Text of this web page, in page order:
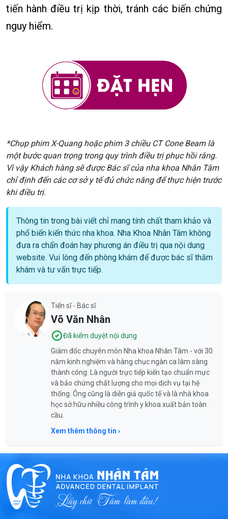
tiến hành điều trị kịp thời, tránh các biến chứng
nguy hiểm.
*Chụp phim X-Quang hoặc phim 3 chiều CT Cone Beam là
một bước quan trọng trong quy trình điều trị phục hồi răng.
Vì vậy Khách hàng sẽ được Bác sĩ của nha khoa Nhân Tâm
chỉ định đến các cơ sở y tế đủ chức năng để thực hiện trước
khi điều trị.
Thông tin trong bài viết chỉ mang tính chất tham khảo và
phổ biến kiến thức nha khoa. Nha Khoa Nhân Tâm không
đưa ra chẩn đoán hay phương án điều trị qua nội dung
website. Vui lòng đến phòng khám để được bác sĩ thăm
khám và tư vấn trực tiếp.
Tiến sĩ - Bác sĩ
Võ Văn Nhân
Đã kiểm duyệt nội dung
Giám đốc chuyên môn Nha khoa Nhân Tâm - với 30
năm kinh nghiệm và hàng chục ngàn ca lâm sàng
thành công. Là người trực tiếp kiến tạo chuẩn mực
và bảo chứng chất lượng cho mọi dịch vụ tại hệ
thống. Ông cũng là diễn giả quốc tế và là nhà khoa
học sở hữu nhiều công trình y khoa xuất bản toàn
cầu.
Xem thêm thông tin ›